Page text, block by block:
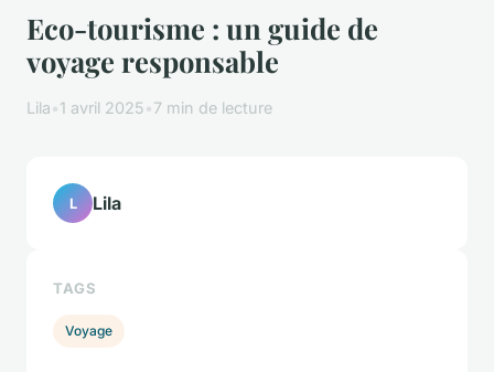
Eco-tourisme : un guide de
voyage responsable
Lila•1 avril 2025•7 min de lecture
L Lila
TAGS
Voyage